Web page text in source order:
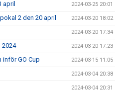
april 2024-03-25 20:01
2 den 20 april 2024-03-20 18:02
2024-03-20 17:34
2024 2024-03-20 17:23
inför GO Cup 2024-03-15 11:05
2024-03-04 20:38
2024-03-04 20:31